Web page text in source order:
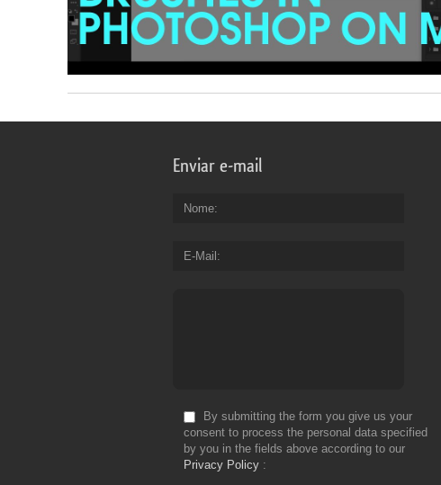
Enviar e-mail
Nome
E-Mail
By submitting the form you give us your
consent to process the personal data specified
by you in the fields above according to our
Privacy Policy